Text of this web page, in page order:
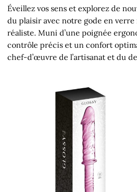
Éveillez vos sens et explorez de
du plaisir avec notre gode en verre
réaliste. Muni d’une poignée
contrôle précis et un confort
chef-d’œuvre de l’artisanat et du